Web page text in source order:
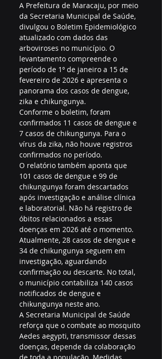
A Prefeitura de Maracaju, por meio
da Secretaria Municipal de Saúde,
divulgou o Boletim Epidemiológico
atualizado com dados das
arboviroses no município. O
levantamento compreende o
período de 1º de janeiro a 15 de
fevereiro de 2026 e apresenta o
panorama dos casos de dengue,
zika e chikungunya.
Conforme o boletim, foram
confirmados 11 casos de dengue e
7 casos de chikungunya. Para o
vírus da zika, não houve registros
confirmados no período.
O relatório também aponta que
101 casos de dengue e 99 de
chikungunya foram descartados
após investigação e análise clínica
e laboratorial. Não há registro de
óbitos relacionados a essas
doenças em 2026 até o momento.
Atualmente, 28 casos de dengue e
34 de chikungunya seguem em
investigação, aguardando
confirmação ou descarte. No total,
o município contabiliza 140 casos
notificados de dengue e
chikungunya neste ano.
A Secretaria Municipal de Saúde
reforça que o combate ao mosquito
Aedes aegypti, transmissor dessas
doenças, depende da colaboração